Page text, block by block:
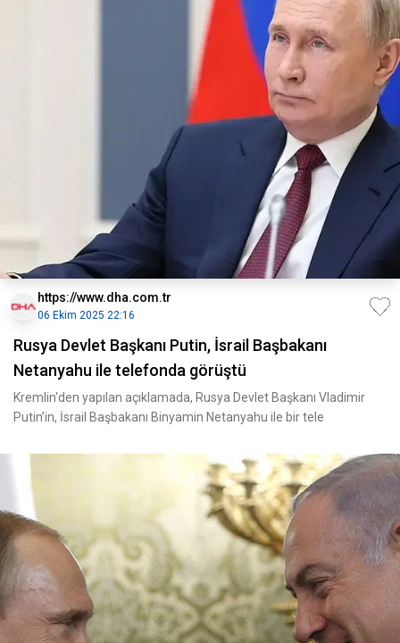
https://www.dha.com.tr
06 Ekim 2025 22:16
Rusya Devlet Başkanı Putin, İsrail Başbakanı
Netanyahu ile telefonda görüştü
Kremlin'den yapılan açıklamada, Rusya Devlet Başkanı Vladimir
Putin’in, İsrail Başbakanı Binyamin Netanyahu ile bir tele